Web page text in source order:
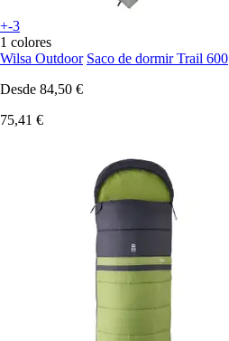
+-3
1 colores
Wilsa Outdoor Saco de dormir Trail 600
Desde 84,50 €
75,41 €